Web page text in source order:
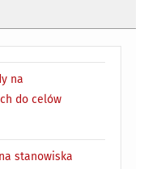
na
do celów
stanowiska